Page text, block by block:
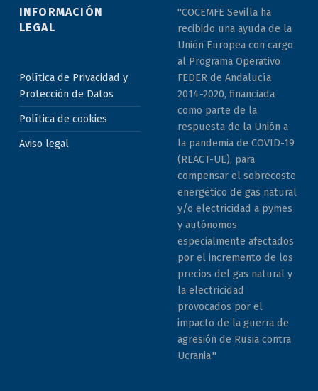
INFORMACIÓN
LEGAL
Política de Privacidad y
Protección de Datos
Política de cookies
Aviso legal
"COCEMFE Sevilla ha
recibido una ayuda de la
Unión Europea con cargo
al Programa Operativo
FEDER de Andalucía
2014-2020, financiada
como parte de la
respuesta de la Unión a
la pandemia de COVID-19
(REACT-UE), para
compensar el sobrecoste
energético de gas natural
y/o electricidad a pymes
y autónomos
especialmente afectados
por el incremento de los
precios del gas natural y
la electricidad
provocados por el
impacto de la guerra de
agresión de Rusia contra
Ucrania."